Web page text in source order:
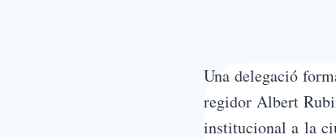
Una delegació
regidor Albert
institucional a la